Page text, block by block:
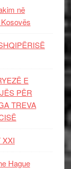
në
E
PËR
TREVA
XXI
Hague